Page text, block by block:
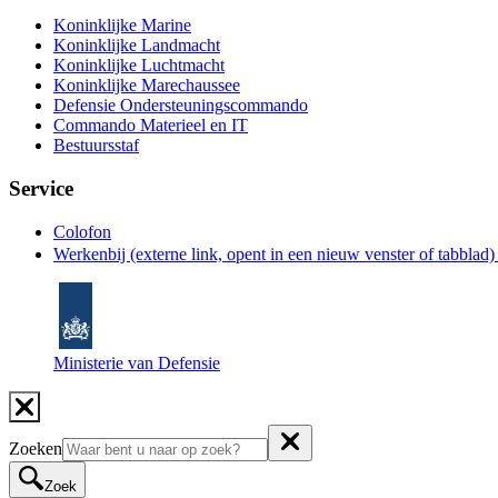
Koninklijke Marine
Koninklijke Landmacht
Koninklijke Luchtmacht
Koninklijke Marechaussee
Defensie Ondersteuningscommando
Commando Materieel en IT
Bestuursstaf
Service
Colofon
Werkenbij (externe link, opent in een nieuw venster of tabblad)
Ministerie van Defensie
Zoeken
Zoek